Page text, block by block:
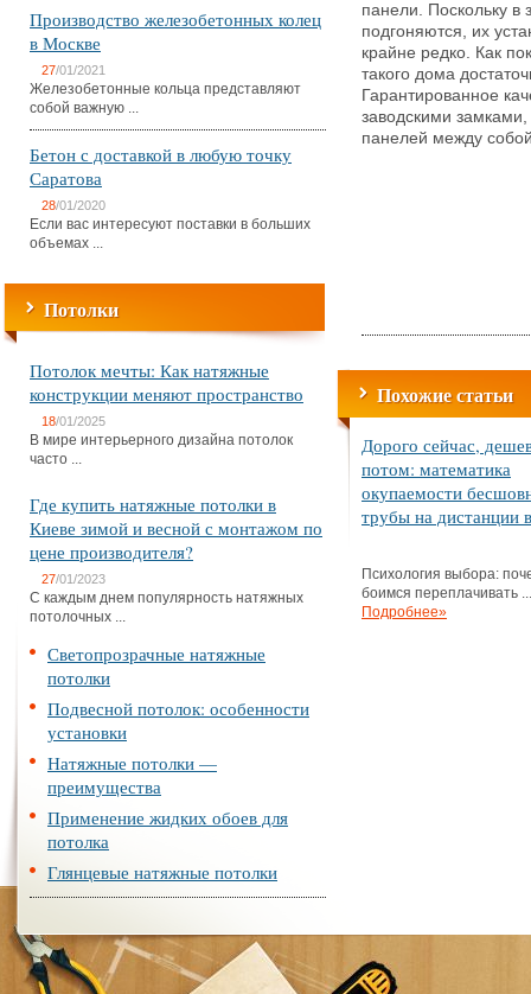
Производство железобетонных колец
в Москве
27/01/2021
Железобетонные кольца представляют
собой важную ...
Бетон с доставкой в любую точку
Саратова
28/01/2020
Если вас интересуют поставки в больших
объемах ...
Потолки
Потолок мечты: Как натяжные
конструкции меняют пространство
18/01/2025
В мире интерьерного дизайна потолок
часто ...
Где купить натяжные потолки в
Киеве зимой и весной с монтажом по
цене производителя?
27/01/2023
С каждым днем популярность натяжных
потолочных ...
Светопрозрачные натяжные
потолки
Подвесной потолок: особенности
установки
Натяжные потолки —
преимущества
Применение жидких обоев для
потолка
Глянцевые натяжные потолки
панели. Поскольку в
подгоняются, их
крайне редко. Как
такого дома
Гарантированное
заводскими
панелей между
Похожие статьи
Дорого сейчас,
потом: математика
окупаемости
трубы на дистанции
Психология выбора:
боимся переплачивать ...
Подробнее»